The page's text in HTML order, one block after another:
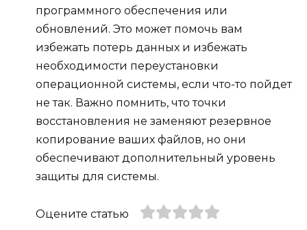
программного обеспечения или
обновлений. Это может помочь вам
избежать потерь данных и избежать
необходимости переустановки
операционной системы, если что-то пойдет
не так. Важно помнить, что точки
восстановления не заменяют резервное
копирование ваших файлов, но они
обеспечивают дополнительный уровень
защиты для системы.
Оцените статью